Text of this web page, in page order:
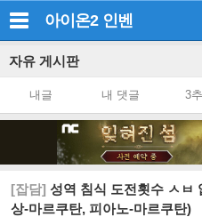
아이온2 인벤
자유 게시판
내글 내 댓글 3
[잡담] 성역 침식 도전횟수 ㅅㅂ
상-마르쿠탄, 피아노-마르쿠탄)